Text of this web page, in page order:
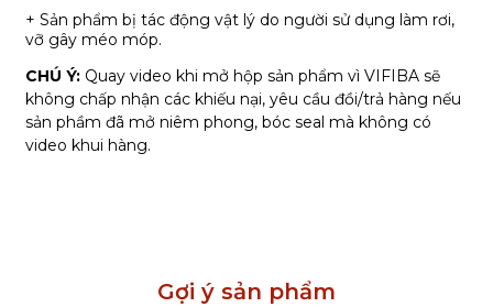
+ Sản phẩm bị tác động vật lý do người sử dụng làm rơi,
vỡ gây méo móp.
CHÚ Ý: Quay video khi mở hộp sản phẩm vì VIFIBA sẽ
không chấp nhận các khiếu nại, yêu cầu đồi/trả hàng nếu
sản phầm đã mở niêm phong, bóc seal mà không có
video khui hàng.
Gợi ý sản phẩm